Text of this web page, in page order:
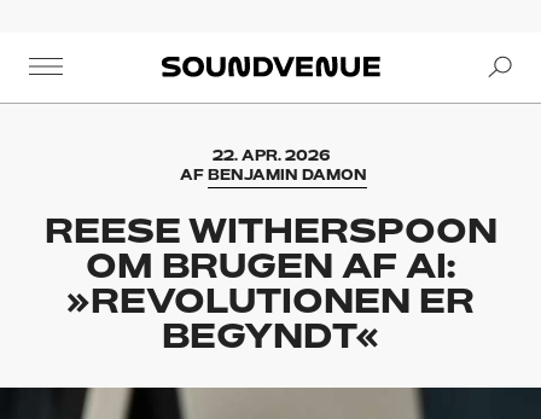
Soundvenue
22. APR. 2026
AF BENJAMIN DAMON
REESE WITHERSPOON
OM BRUGEN AF AI:
»REVOLUTIONEN ER
BEGYNDT«